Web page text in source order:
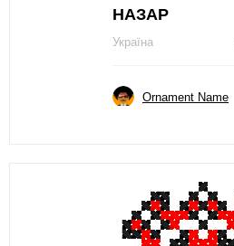
НАЗАР
Україна
Ornament Name